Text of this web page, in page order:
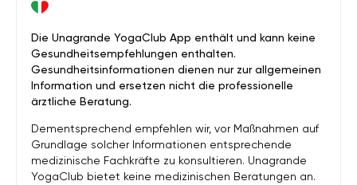
Die Unagrande YogaClub App enthält und kann keine
Gesundheitsempfehlungen enthalten.
Gesundheitsinformationen dienen nur zur allgemeinen
Information und ersetzen nicht die professionelle
ärztliche Beratung.
Dementsprechend empfehlen wir, vor Maßnahmen auf
Grundlage solcher Informationen entsprechende
medizinische Fachkräfte zu konsultieren. Unagrande
YogaClub bietet keine medizinischen Beratungen an.